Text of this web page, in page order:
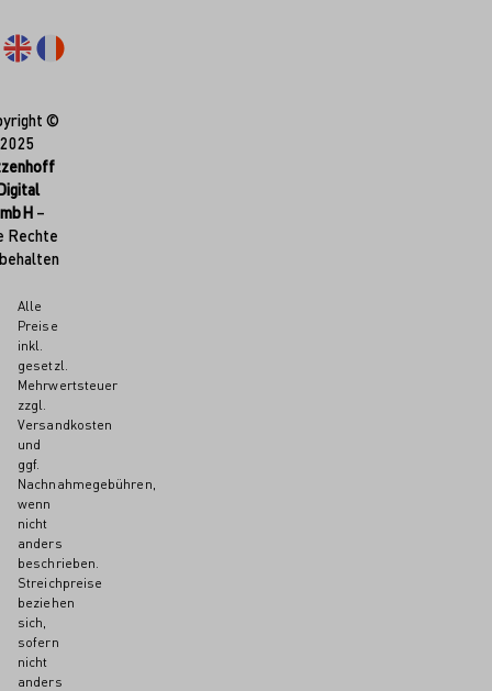
©
2025
–
Rechte
Alle
Preise
inkl.
gesetzl.
Mehrwertsteuer
zzgl.
Versandkosten
und
ggf.
Nachnahmegebühren,
wenn
nicht
anders
beschrieben.
Streichpreise
beziehen
sich,
sofern
nicht
anders